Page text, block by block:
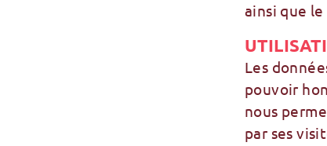
ainsi que
Les
pouvoir
nous
par ses